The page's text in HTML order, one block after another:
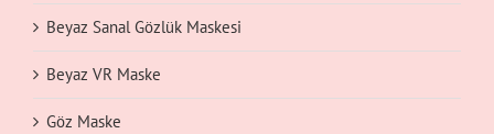
Beyaz Sanal Gözlük Maskesi
Beyaz VR Maske
Göz Maske